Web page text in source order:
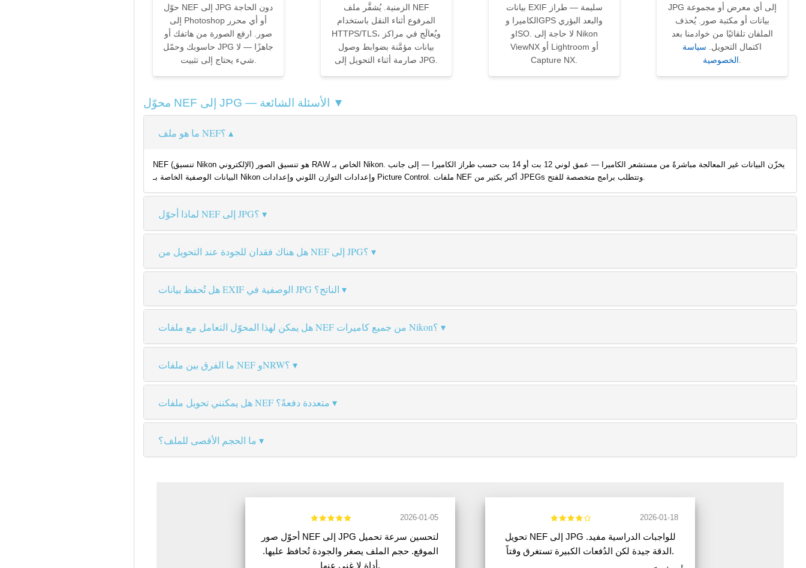
حوّل NEF إلى JPG دون الحاجة
إلى Photoshop أو أي محرر
صور. ارفع الصورة من هاتفك أو
حاسوبك وحمّل JPG جاهزًا — لا
الزمنية. يُشفَّر ملف NEF
المرفوع أثناء النقل باستخدام
HTTPS/TLS، ويُعالَج في مراكز
بيانات مؤمَّنة بضوابط وصول
صارمة أثناء التحويل إلى JPG.
بيانات EXIF سليمة — طراز
الكاميرا وGPS والبعد البؤري
وISO. لا حاجة إلى Nikon
ViewNX أو Lightroom أو
Capture NX.
JPG إلى أي معرض أو مجموعة
بيانات أو مكتبة صور. يُحذف
الملفان تلقائيًا من خوادمنا بعد
اكتمال التحويل. سياسة
الخصوصية
محوّل NEF إلى JPG — الأسئلة الشائعة ▼
ما هو ملف NEF؟
NEF (تنسيق Nikon الإلكتروني) هو تنسيق الصور RAW الخاص بـ Nikon. يخزّن البيانات غير المعالجة مباشرةً من مستشعر الكاميرا — عمق لوني 12 بت أو 14 بت حسب طراز الكاميرا — إلى جانب
البيانات الوصفية الخاصة بـ Nikon وإعدادات التوازن اللوني وإعدادات Picture Control. ملفات NEF أكبر بكثير من JPEGs وتتطلب برامج متخصصة للفتح.
لماذا أحوّل NEF إلى JPG؟
هل هناك فقدان للجودة عند التحويل من NEF إلى JPG؟
هل تُحفظ بيانات EXIF الوصفية في JPG الناتج؟
هل يمكن لهذا المحوّل التعامل مع ملفات NEF من جميع كاميرات Nikon؟
ما الفرق بين ملفات NEF وNRW؟
هل يمكنني تحويل ملفات NEF متعددة دفعةً؟
ما الحجم الأقصى للملف؟
2026-01-05
أحوّل صور NEF إلى JPG لتحسين سرعة تحميل
الموقع. حجم الملف يصغر والجودة تُحافظ عليها.
أداة لا غنى عنها.
2026-01-18
تحويل NEF إلى JPG للواجبات الدراسية مفيد.
الدقة جيدة لكن الدُفعات الكبيرة تستغرق وقتاً.